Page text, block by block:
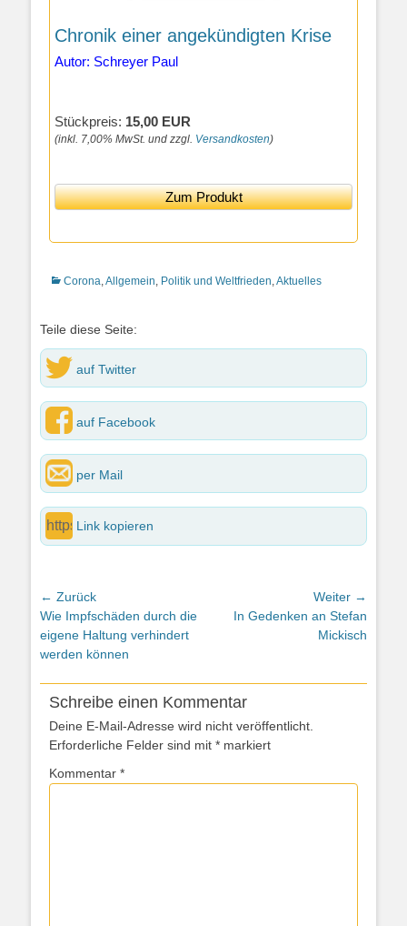
Chronik einer angekündigten Krise
Autor: Schreyer Paul
Stückpreis: 15,00 EUR
(inkl. 7,00% MwSt. und zzgl. Versandkosten)
Zum Produkt
Kategorien
Corona,Allgemein, Politik und Weltfrieden,Aktuelles
Teile diese Seite:
auf Twitter
auf Facebook
per Mail
Link kopieren
Beitragsnavigation
← Zurück
Vorheriger
Beitrag:
Wie Impfschäden durch die
eigene Haltung verhindert
werden können
Weiter →
NächsterIn Gedenken an Stefan
Mickisch
Schreibe einen Kommentar
Deine E-Mail-Adresse wird nicht veröffentlicht.
Erforderliche Felder sind mit * markiert
Kommentar *